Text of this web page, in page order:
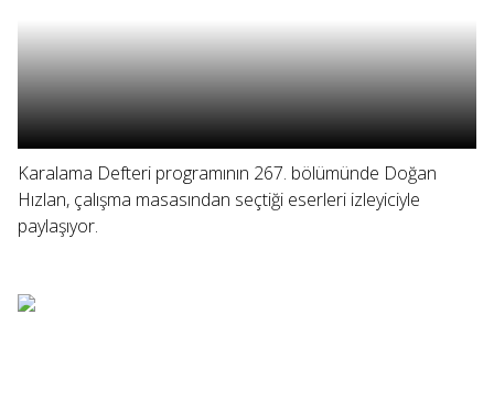
Karalama Defteri programının 267. bölümünde Doğan
Hızlan, çalışma masasından seçtiği eserleri izleyiciyle
paylaşıyor.